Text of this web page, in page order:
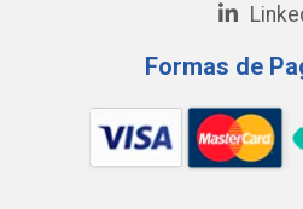
Formas de